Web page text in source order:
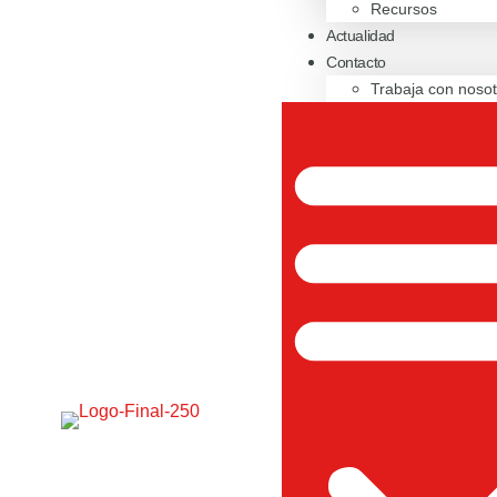
Recursos
Actualidad
Contacto
Trabaja con